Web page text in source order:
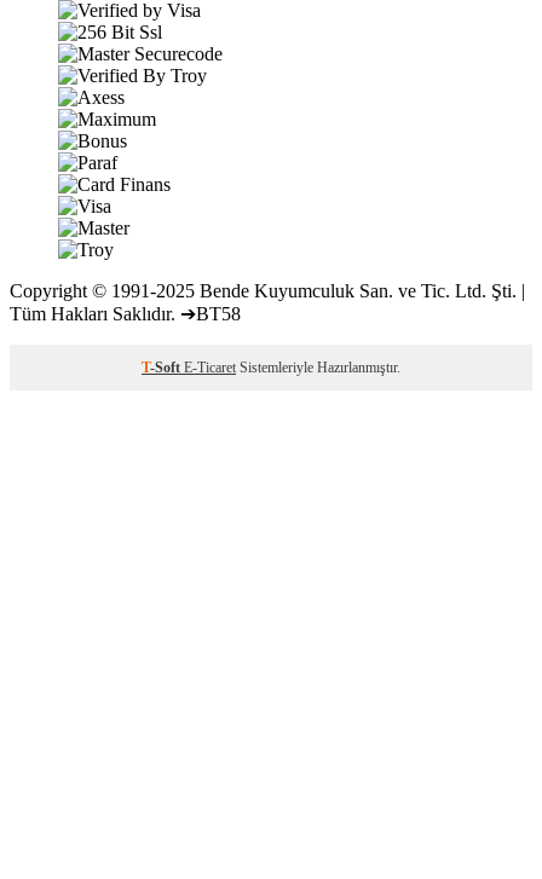
Copyright © 1991-2025 Bende Kuyumculuk San. ve Tic. Ltd. Şti. |
Tüm Hakları Saklıdır. ➔BT58
T-Soft E-Ticaret Sistemleriyle Hazırlanmıştır.